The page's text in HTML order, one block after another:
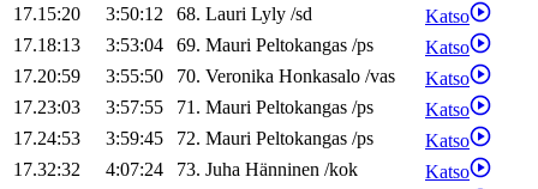
17.15:20
3:50:12 68. Lauri Lyly /sd
Katso
17.18:13
3:53:04 69. Mauri Peltokangas /ps
Katso
17.20:59
3:55:50 70. Veronika Honkasalo /vas
Katso
17.23:03
3:57:55 71. Mauri Peltokangas /ps
Katso
17.24:53
3:59:45 72. Mauri Peltokangas /ps
Katso
17.32:32
4:07:24 73. Juha Hänninen /kok
Katso